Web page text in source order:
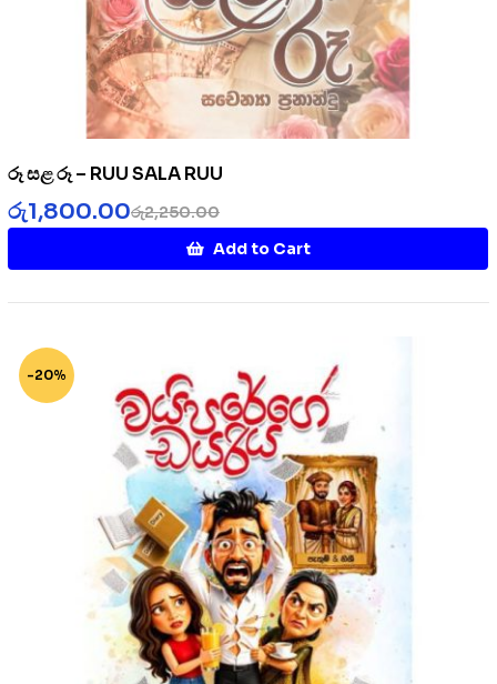
රූ සළ රූ – RUU SALA RUU
රු2,250.00
රු1,800.00
Add to Cart
-20%